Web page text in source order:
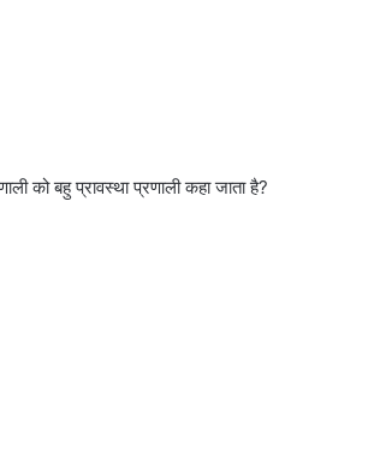
को बहु प्रावस्था प्रणाली कहा जाता है?